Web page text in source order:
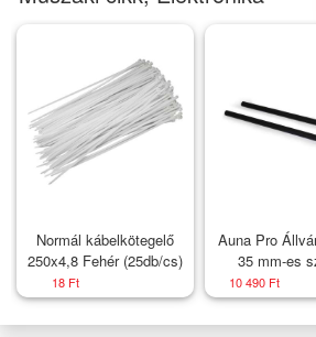
Normál kábelkötegelő
250x4,8 Fehér (25db/cs)
18 Ft
Auna Pro
35 mm-es
számára, 80
10 490 Ft